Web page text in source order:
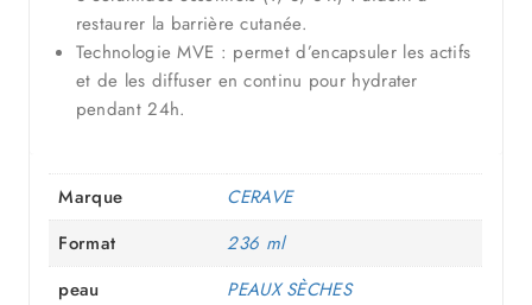
restaurer la barrière cutanée.
Technologie MVE : permet d’encapsuler les actifs
et de les diffuser en continu pour hydrater
pendant 24h.
Marque
CERAVE
Format
236 ml
peau
PEAUX SÈCHES